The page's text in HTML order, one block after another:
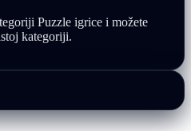
Puzzle igrice i možete
kategoriji.